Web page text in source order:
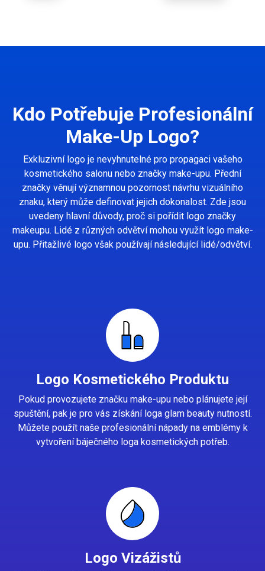
Kdo Potřebuje Profesionální
Make-Up Logo?
Exkluzivní logo je nevyhnutelné pro propagaci vašeho
kosmetického salonu nebo značky make-upu. Přední
značky věnují významnou pozornost návrhu vizuálního
znaku, který může definovat jejich dokonalost. Zde jsou
uvedeny hlavní důvody, proč si pořídit logo značky
makeupu. Lidé z různých odvětví mohou využít logo make-
upu. Přitažlivé logo však používají následující lidé/odvětví.
Logo Kosmetického Produktu
Pokud provozujete značku make-upu nebo plánujete její
spuštění, pak je pro vás získání loga glam beauty nutností.
Můžete použít naše profesionální nápady na emblémy k
vytvoření báječného loga kosmetických potřeb.
Logo Vizážistů